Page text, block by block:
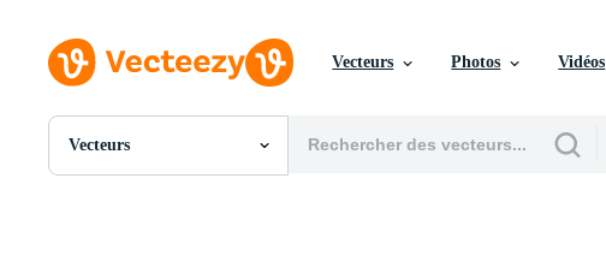
Vecteurs Photos Vidéos
Vecteurs
Toutes Images